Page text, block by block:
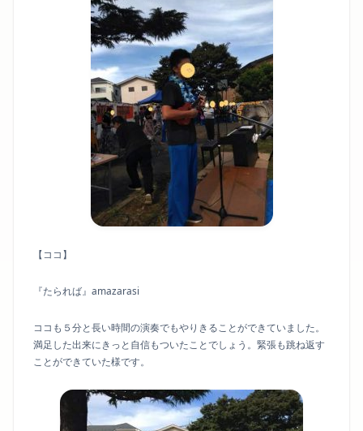
【ココ】
『たられば』amazarasi
ココも５分と長い時間の演奏でもやりきることができていました。
満足した出来にきっと自信もついたことでしょう。緊張も跳ね返す
ことができていた様です。